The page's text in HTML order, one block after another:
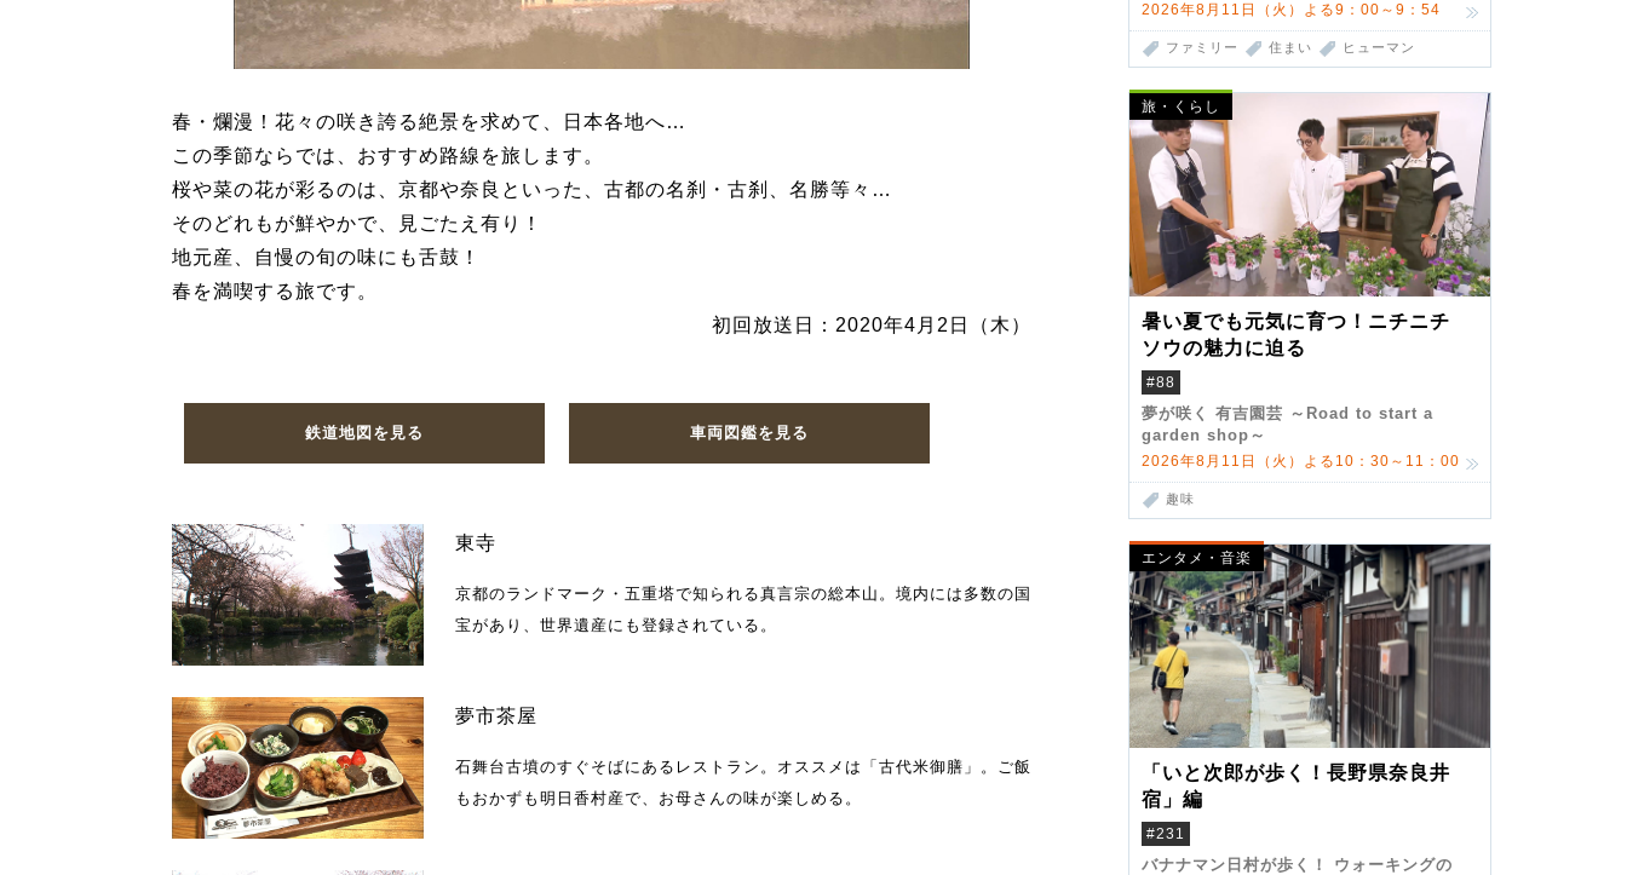
2026年8月11日（火）よる9：00～9：54
ファミリー 住まい ヒューマン
旅・くらし
暑い夏でも元気に育つ！ニチニチ
ソウの魅力に迫る
#88
夢が咲く 有吉園芸 ～Road to start a
garden shop～
2026年8月11日（火）よる10：30～11：00
趣味
エンタメ・音楽
「いと次郎が歩く！長野県奈良井
宿」編
#231
バナナマン日村が歩く！ ウォーキングの
春・爛漫！花々の咲き誇る絶景を求めて、日本各地へ…
この季節ならでは、おすすめ路線を旅します。
桜や菜の花が彩るのは、京都や奈良といった、古都の名刹・古刹、名勝等々…
そのどれもが鮮やかで、見ごたえ有り！
地元産、自慢の旬の味にも舌鼓！
春を満喫する旅です。
初回放送日：2020年4月2日（木）
鉄道地図を見る 車両図鑑を見る
東寺
京都のランドマーク・五重塔で知られる真言宗の総本山。境内には多数の国
宝があり、世界遺産にも登録されている。
夢市茶屋
石舞台古墳のすぐそばにあるレストラン。オススメは「古代米御膳」。ご飯
もおかずも明日香村産で、お母さんの味が楽しめる。